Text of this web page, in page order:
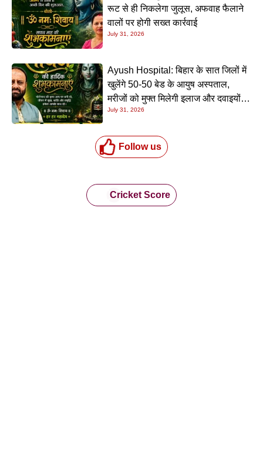
रूट से ही निकलेगा जुलूस, अफवाह फैलाने
वालों पर होगी सख्त कार्रवाई
July 31, 2026
Ayush Hospital: बिहार के सात जिलों में
खुलेंगे 50-50 बेड के आयुष अस्पताल,
मरीजों को मुफ्त मिलेगी इलाज और दवाइयों
की सुविधा
July 31, 2026
Follow us
Cricket Score